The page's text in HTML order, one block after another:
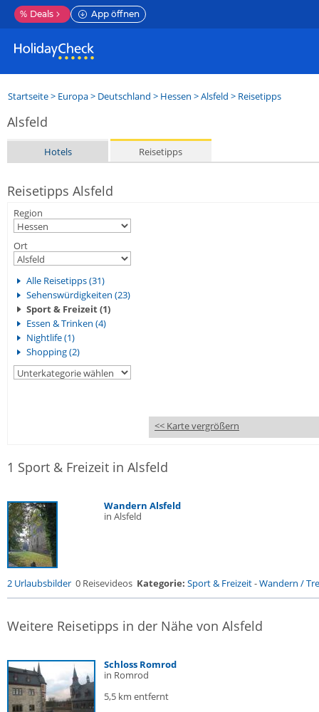
% Deals App öffnen
Startseite> Europa> Deutschland > Hessen >Alsfeld > Reisetipps
Alsfeld
Hotels Reisetipps
Reisetipps Alsfeld
Region
Ort
Alle Reisetipps (31)
Sehenswürdigkeiten (23)
Sport & Freizeit (1)
Essen & Trinken (4)
Nightlife (1)
Shopping (2)
<< Karte vergrößern
1 Sport & Freizeit in Alsfeld
Wandern Alsfeld
in Alsfeld
2 Urlaubsbilder 0 Reisevideos Kategorie: Sport & Freizeit-Wandern /
Weitere Reisetipps in der Nähe von Alsfeld
Schloss Romrod
in Romrod
5,5 km entfernt